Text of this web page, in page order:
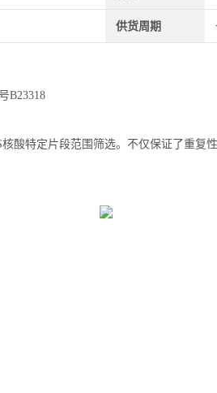
供货周期
B23318
核酸特定片段范围筛选。不仅保证了重复